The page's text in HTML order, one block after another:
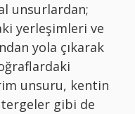
unsurlardan;
yerleşimleri ve
yola çıkarak
unsuru, kentin
gibi de